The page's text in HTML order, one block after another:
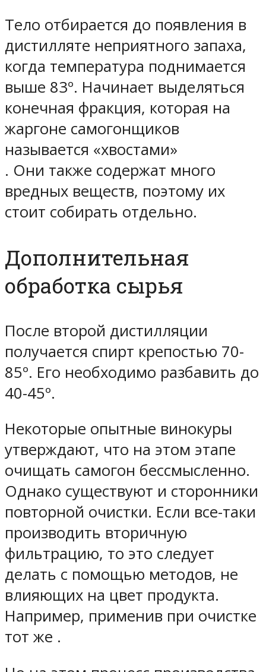
Тело отбирается до появления в
дистилляте неприятного запаха,
когда температура поднимается
выше 83º. Начинает выделяться
конечная фракция, которая на
жаргоне самогонщиков
называется «хвостами»
. Они также содержат много
вредных веществ, поэтому их
стоит собирать отдельно.
Дополнительная
обработка сырья
После второй дистилляции
получается спирт крепостью 70-
85º. Его необходимо разбавить до
40-45º.
Некоторые опытные винокуры
утверждают, что на этом этапе
очищать самогон бессмысленно.
Однако существуют и сторонники
повторной очистки. Если все-таки
производить вторичную
фильтрацию, то это следует
делать с помощью методов, не
влияющих на цвет продукта.
Например, применив при очистке
тот же .